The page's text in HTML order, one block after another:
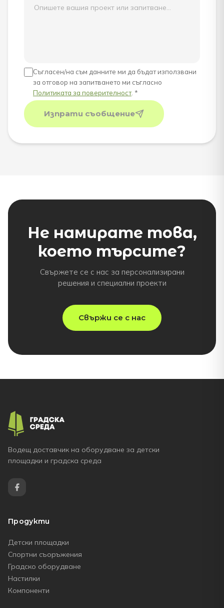
Съгласен/на съм данните ми да бъдат използвани
за отговор на запитването ми съгласно
Политиката за поверителност. *
Изпрати съобщение
Не намирате това,
което търсите?
Свържете се с нас за персонализирани
решения и специални проекти
Свържи се с нас
Водещ доставчик на оборудване за детски
площадки и градска среда
Продукти
Детски площадки
Спортни съоръжения
Градско оборудване
Настилки
Компоненти